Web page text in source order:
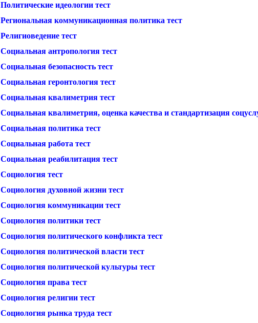
Политические идеологии тест
Региональная коммуникационная политика тест
Религиоведение тест
Социальная антропология тест
Социальная безопасность тест
Социальная геронтология тест
Социальная квалиметрия тест
Социальная квалиметрия, оценка качества и стандартизация
Социальная политика тест
Социальная работа тест
Социальная реабилитация тест
Социология тест
Социология духовной жизни тест
Социология коммуникации тест
Социология политики тест
Социология политического конфликта тест
Социология политической власти тест
Социология политической культуры тест
Социология права тест
Социология религии тест
Социология рынка труда тест